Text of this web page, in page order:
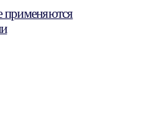
применяются